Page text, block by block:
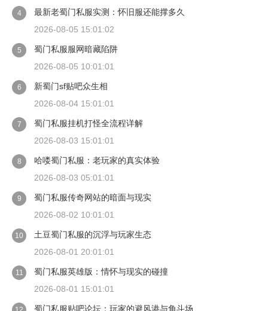
4
最新老蜀门私服实测：怀旧服还能撑多久
2026-08-05 15:01:02
5
蜀门私服服网暗藏陷阱
2026-08-05 10:01:01
6
新蜀门sf贴吧众生相
2026-08-04 15:01:01
7
蜀门私服挂机打怪全流程详解
2026-08-03 15:01:01
8
哈喽蜀门私服：老玩家的真实体验
2026-08-03 05:01:01
9
蜀门私服传奇网站的暗面与现实
2026-08-02 10:01:01
10
土豆蜀门私服的沉浮与玩家生态
2026-08-01 20:01:01
11
蜀门私服英雄版：情怀与现实的碰撞
2026-08-01 15:01:01
蜀门私服贴吧论坛：玩家的避风港与角斗场